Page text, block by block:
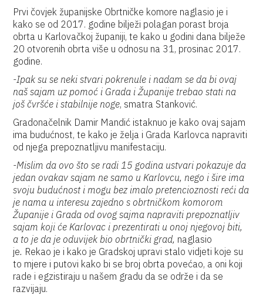
Prvi čovjek županijske Obrtničke komore naglasio je i
kako se od 2017. godine bilježi polagan porast broja
obrta u Karlovačkoj županiji, te kako u godini dana bilježe
20 otvorenih obrta više u odnosu na 31, prosinac 2017.
godine.
-Ipak su se neki stvari pokrenule i nadam se da bi ovaj
naš sajam uz pomoć i Grada i Županije trebao stati na
još čvršće i stabilnije noge, smatra Stanković.
Gradonačelnik Damir Mandić istaknuo je kako ovaj sajam
ima budućnost, te kako je želja i Grada Karlovca napraviti
od njega prepoznatljivu manifestaciju.
-Mislim da ovo što se radi 15 godina ustvari pokazuje da
jedan ovakav sajam ne samo u Karlovcu, nego i šire ima
svoju budućnost i mogu bez imalo pretencioznosti reći da
je nama u interesu zajedno s obrtničkom komorom
Županije i Grada od ovog sajma napraviti prepoznatljiv
sajam koji će Karlovac i prezentirati u onoj njegovoj biti,
a to je da je oduvijek bio obrtnički grad, naglasio
je. Rekao je i kako je Gradskoj upravi stalo vidjeti koje su
to mjere i putovi kako bi se broj obrta povećao, a oni koji
rade i egzistiraju u našem gradu da se održe i da se
razvijaju.